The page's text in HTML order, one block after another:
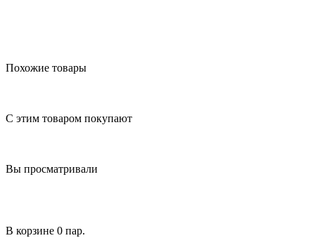
Похожие товары
С этим товаром покупают
Вы просматривали
В корзине 0 пар.